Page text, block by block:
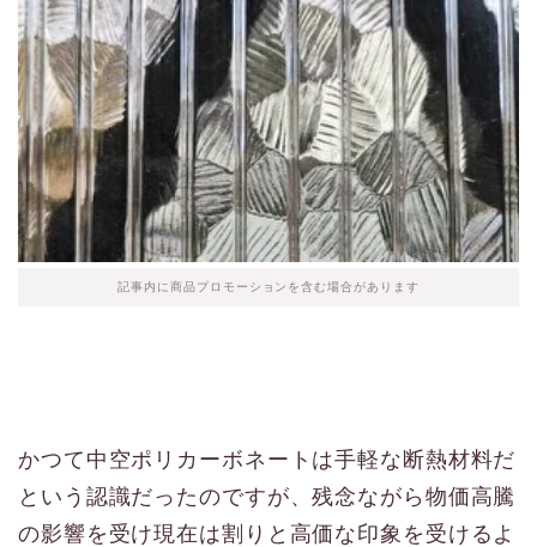
記事内に商品プロモーションを含む場合があります
かつて中空ポリカーボネートは手軽な断熱材料だ
という認識だったのですが、残念ながら物価高騰
の影響を受け現在は割りと高価な印象を受けるよ